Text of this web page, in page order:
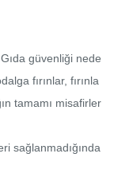
fırınlar, fırınla
tamamı misafirler
sağlanmadığında